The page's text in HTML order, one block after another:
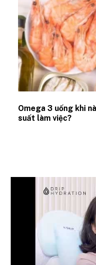
Omega 3 uống khi
suất làm việc?